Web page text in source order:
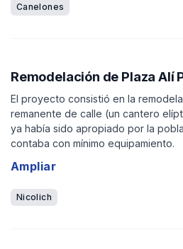
Canelones
Remodelación de Plaza Alí
El proyecto consistió en la
remanente de calle (un cantero
ya había sido apropiado por la
contaba con mínimo equipamiento.
Ampliar
Nicolich